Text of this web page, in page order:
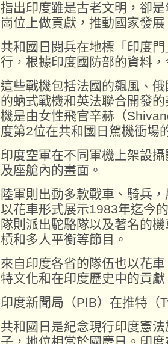
指出印度雖是古老文明，卻
崗位上做貢獻，推動國家發
共和國日閱兵在地標「印度
行，根據印度國防部的資料
這些戰機包括法國的飆風、
的蚋式戰機和英法聯合開發
機是由女性飛官辛赫（
度第2位在共和國日駕機衝場
印度空軍在不同軍機上架設
及座艙內的畫面。
陸軍則出動多款戰車、騎兵
以花車形式展示1983年迄今
隊則派出駝駱隊以及著名的
槓和多人平衡等節目。
來自印度各省的隊伍也以花
特文化和在印度歷史中的貢獻
印度新聞局（PIB）在推特（
共和國日是紀念現行印度憲